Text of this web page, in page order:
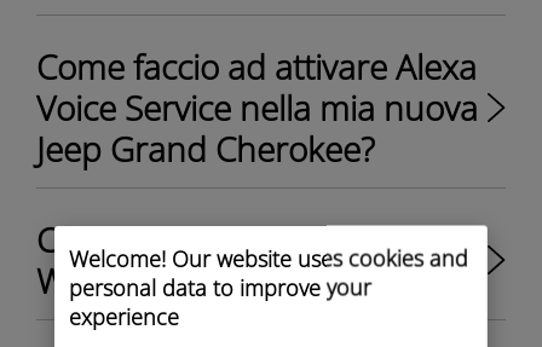
Welcome! Our website uses cookies and
personal data to improve your
experience
Come faccio ad attivare Alexa
Voice Service nella mia nuova
Jeep Grand Cherokee?
Come posso attivare i servizi
WiFi nella mia Jeep Compass?